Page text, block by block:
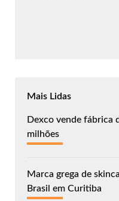
Mais Lidas
Dexco vende fábrica
milhões
Marca grega de
Brasil em Curitiba